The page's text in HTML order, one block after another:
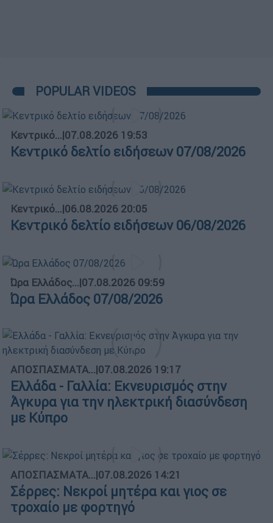
POPULAR VIDEOS
Κεντρικό...|07.08.2026 19:53
Κεντρικό δελτίο ειδήσεων 07/08/2026
Κεντρικό...|06.08.2026 20:05
Κεντρικό δελτίο ειδήσεων 06/08/2026
Ώρα Ελλάδος...|07.08.2026 09:59
Ώρα Ελλάδος 07/08/2026
ΑΠΟΣΠΑΣΜΑΤΑ...|07.08.2026 19:17
Ελλάδα - Γαλλία: Εκνευρισμός στην
Άγκυρα για την ηλεκτρική διασύνδεση
με Κύπρο
ΑΠΟΣΠΑΣΜΑΤΑ...|07.08.2026 14:21
Σέρρες: Νεκροί μητέρα και γιος σε
τροχαίο με φορτηγό